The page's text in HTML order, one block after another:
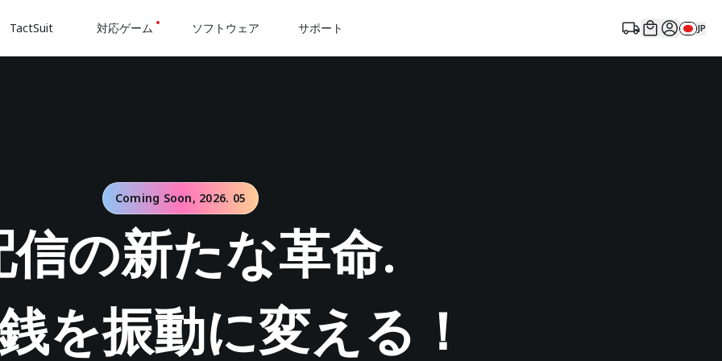
TactSuit 対応ゲーム ソフトウェア サポート JP
Coming Soon, 2026. 05
信の新たな革命.
を振動に変える ！